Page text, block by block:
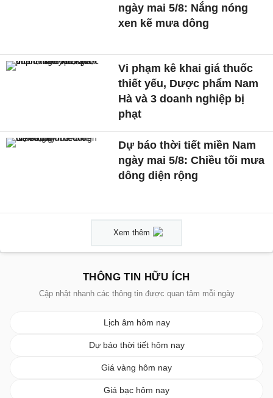
ngày mai 5/8: Nắng nóng
xen kẽ mưa dông
Vi phạm kê khai giá thuốc
thiết yếu, Dược phẩm Nam
Hà và 3 doanh nghiệp bị
phạt
Dự báo thời tiết miền Nam
ngày mai 5/8: Chiều tối mưa
dông diện rộng
Xem thêm
THÔNG TIN HỮU ÍCH
Cập nhật nhanh các thông tin được quan tâm mỗi ngày
Lịch âm hôm nay
Dự báo thời tiết hôm nay
Giá vàng hôm nay
Giá bạc hôm nay